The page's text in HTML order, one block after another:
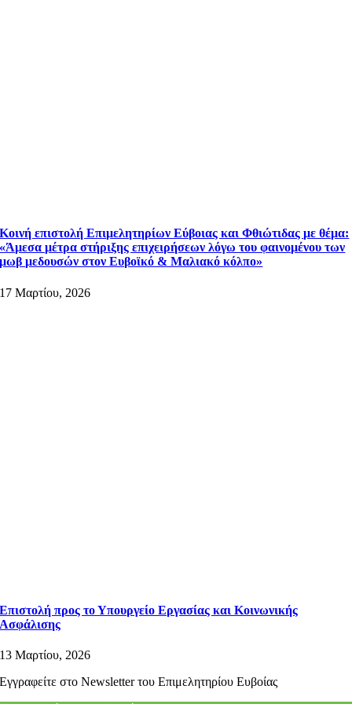
Κοινή επιστολή Επιμελητηρίων Εύβοιας και Φθιώτιδας με θέμα:
«Άμεσα μέτρα στήριξης επιχειρήσεων λόγω του φαινομένου των
μωβ μεδουσών στον Ευβοϊκό & Μαλιακό κόλπο»
17 Μαρτίου, 2026
Επιστολή προς το Υπουργείο Εργασίας και Κοινωνικής
Ασφάλισης
13 Μαρτίου, 2026
Εγγραφείτε στο Newsletter του Επιμελητηρίου Ευβοίας